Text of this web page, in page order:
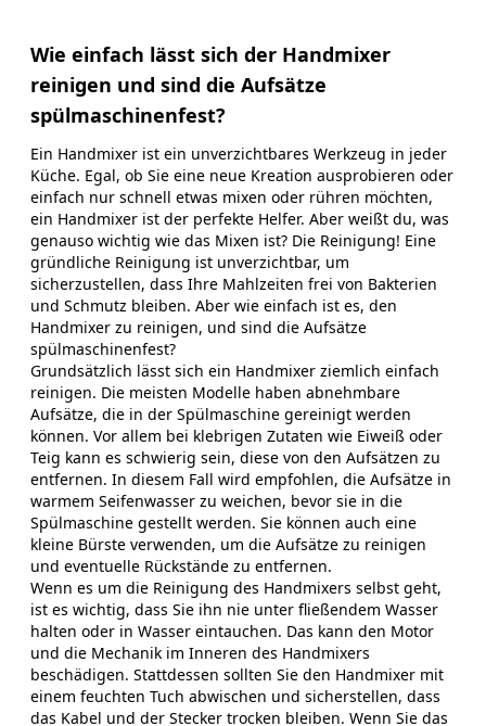
Wie einfach lässt sich der Handmixer
reinigen und sind die Aufsätze
spülmaschinenfest?
Ein Handmixer ist ein unverzichtbares Werkzeug in jeder
Küche. Egal, ob Sie eine neue Kreation ausprobieren oder
einfach nur schnell etwas mixen oder rühren möchten,
ein Handmixer ist der perfekte Helfer. Aber weißt du, was
genauso wichtig wie das Mixen ist? Die Reinigung! Eine
gründliche Reinigung ist unverzichtbar, um
sicherzustellen, dass Ihre Mahlzeiten frei von Bakterien
und Schmutz bleiben. Aber wie einfach ist es, den
Handmixer zu reinigen, und sind die Aufsätze
spülmaschinenfest?
Grundsätzlich lässt sich ein Handmixer ziemlich einfach
reinigen. Die meisten Modelle haben abnehmbare
Aufsätze, die in der Spülmaschine gereinigt werden
können. Vor allem bei klebrigen Zutaten wie Eiweiß oder
Teig kann es schwierig sein, diese von den Aufsätzen zu
entfernen. In diesem Fall wird empfohlen, die Aufsätze in
warmem Seifenwasser zu weichen, bevor sie in die
Spülmaschine gestellt werden. Sie können auch eine
kleine Bürste verwenden, um die Aufsätze zu reinigen
und eventuelle Rückstände zu entfernen.
Wenn es um die Reinigung des Handmixers selbst geht,
ist es wichtig, dass Sie ihn nie unter fließendem Wasser
halten oder in Wasser eintauchen. Das kann den Motor
und die Mechanik im Inneren des Handmixers
beschädigen. Stattdessen sollten Sie den Handmixer mit
einem feuchten Tuch abwischen und sicherstellen, dass
das Kabel und der Stecker trocken bleiben. Wenn Sie das